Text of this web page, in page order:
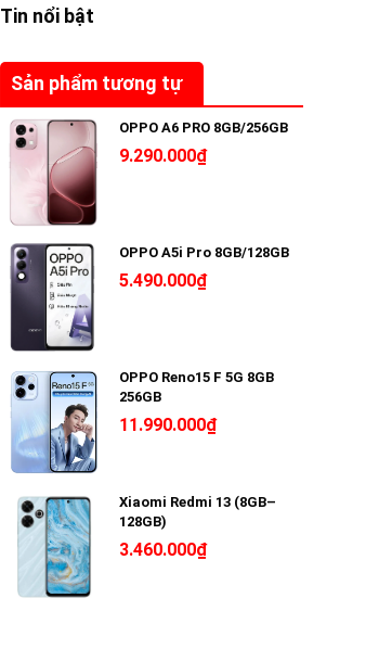
Tin nổi bật
Sản phẩm tương tự
OPPO A6 PRO 8GB/256GB
9.290.000₫
OPPO A5i Pro 8GB/128GB
5.490.000₫
OPPO Reno15 F 5G 8GB
256GB
11.990.000₫
Xiaomi Redmi 13 (8GB–
128GB)
3.460.000₫